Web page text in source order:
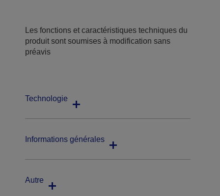
Les fonctions et caractéristiques techniques du
produit sont soumises à modification sans
préavis
Technologie
Informations générales
Autre